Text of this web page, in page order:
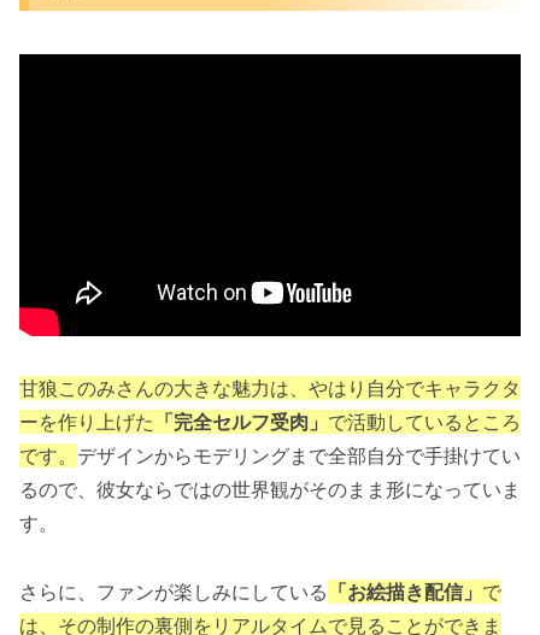
甘狼このみさんの大きな魅力は、やはり自分でキャラクタ
ーを作り上げた 「完全セルフ受肉」 で活動しているところ
です。 デザインからモデリングまで全部自分で手掛けてい
るので、彼女ならではの世界観がそのまま形になっていま
す。
さらに、ファンが楽しみにしている 「お絵描き配信」 で
は、その制作の裏側をリアルタイムで見ることができま